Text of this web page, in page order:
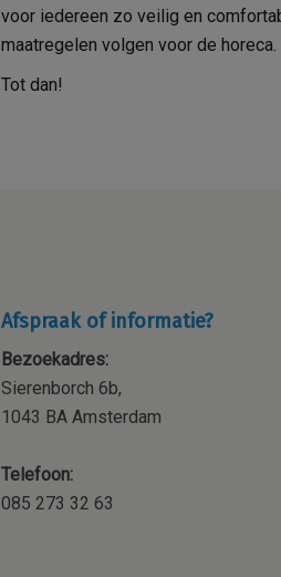
Kraamzorg –
de regio Amsterdam
Word jij onze nieuwe
voor iedereen zo veilig en
maatregelen volgen voor de horeca.
Tot dan!
Afspraak of informatie?
Bezoekadres:
Sierenborch 6b,
1043 BA Amsterdam
Telefoon:
085 273 32 63